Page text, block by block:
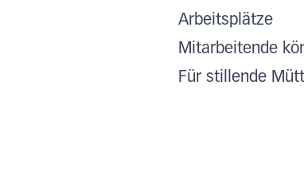
Arbeitsplätze
Mitarbeitende
Für stillende